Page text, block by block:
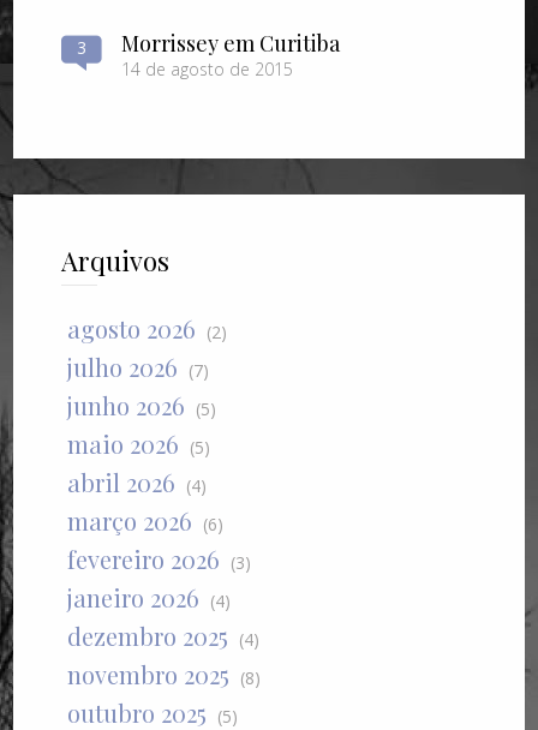
3 Morrissey em Curitiba
14 de agosto de 2015
Arquivos
agosto 2026 (2)
julho 2026 (7)
junho 2026 (5)
maio 2026 (5)
abril 2026 (4)
março 2026 (6)
fevereiro 2026 (3)
janeiro 2026 (4)
dezembro 2025 (4)
novembro 2025 (8)
outubro 2025 (5)